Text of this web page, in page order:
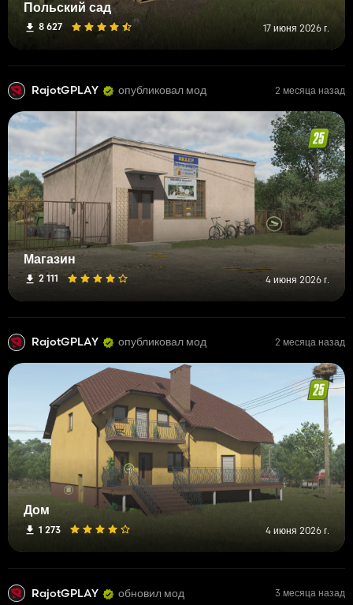
Польский сад
8 627 17 июня 2026 г.
RajotGPLAY опубликовал мод 2 месяца назад
Магазин
2 111 4 июня 2026 г.
RajotGPLAY опубликовал мод 2 месяца назад
Дом
1 273 4 июня 2026 г.
RajotGPLAY обновил мод 3 месяца назад